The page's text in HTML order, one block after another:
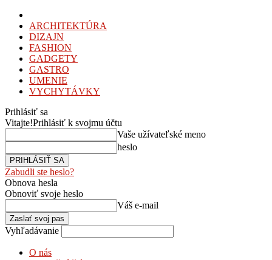
ARCHITEKTÚRA
DIZAJN
FASHION
GADGETY
GASTRO
UMENIE
VYCHYTÁVKY
Prihlásiť sa
Vitajte!Prihlásiť k svojmu účtu
Vaše užívateľské meno
heslo
Zabudli ste heslo?
Obnova hesla
Obnoviť svoje heslo
Váš e-mail
Vyhľadávanie
O nás